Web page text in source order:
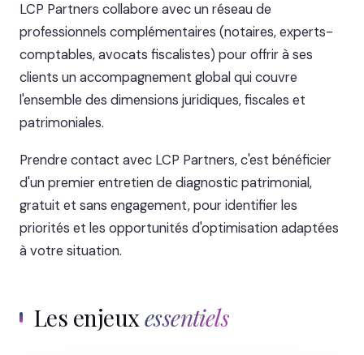
LCP Partners collabore avec un réseau de
professionnels complémentaires (notaires, experts-
comptables, avocats fiscalistes) pour offrir à ses
clients un accompagnement global qui couvre
l'ensemble des dimensions juridiques, fiscales et
patrimoniales.
Prendre contact avec LCP Partners, c'est bénéficier
d'un premier entretien de diagnostic patrimonial,
gratuit et sans engagement, pour identifier les
priorités et les opportunités d'optimisation adaptées
à votre situation.
Les enjeuxessentiels